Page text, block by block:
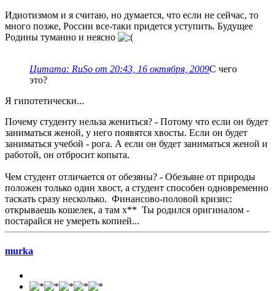
Идиотизмом и я считаю, но думается, что если не сейчас, то
много позже, России все-таки придется уступить. Будущее
Родины туманно и неясно
Цитата: RuSo от 20:43, 16 октября, 2009С чего
это?
Я гипотетически...
Почему студенту нельза жениться? - Потому что если он будет
заниматься женой, у него появятся хвосты. Если он будет
заниматься учебой - рога. А если он будет заниматься женой и
работой, он отбросит копыта.
Чем студент отличается от обезяны? - Обезьяне от природы
положен только один хвост, а студент способен одновременно
таскать сразу несколько. Финансово-половой кризис:
открываешь кошелек, а там х** Ты родился оригиналом -
постарайся не умереть копией...
murka